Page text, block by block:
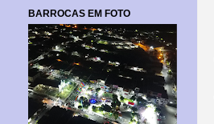
BARROCAS EM FOTO